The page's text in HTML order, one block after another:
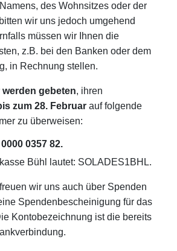
des Wohnsitzes oder der
wir uns jedoch umgehend
müssen wir Ihnen die
z.B. bei den Banken oder dem
in Rechnung stellen.
werden gebeten, ihren
zum 28. Februar auf folgende
zu überweisen:
0357 82.
Bühl lautet: SOLADES1BHL.
wir uns auch über Spenden
Spendenbescheinigung für das
Kontobezeichnung ist die bereits